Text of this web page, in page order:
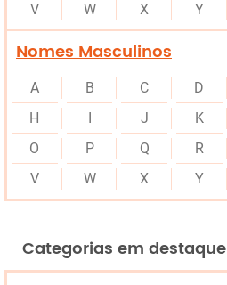
V
W X Y
Nomes Masculinos
A B C D
H
J K
O
P Q R
V
W X Y
Categorias em destaque